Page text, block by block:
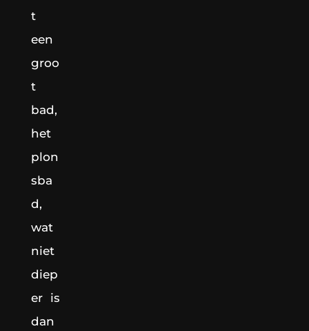
t
een
groo
t
bad,
het
plon
sba
d,
wat
niet
diep
er is
dan